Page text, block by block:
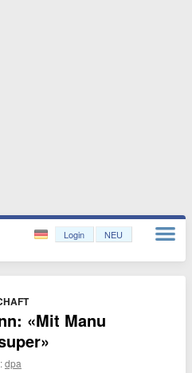
Login NEU
«Mit Manu
dpa